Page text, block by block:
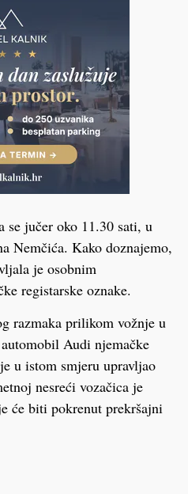
se jučer oko 11.30 sati, u
Nemčića. Kako doznajemo,
je osobnim
registarske oznake.
razmaka prilikom vožnje u
Audi njemačke
u istom smjeru upravljao
nesreći vozačica je
će biti pokrenut prekršajni